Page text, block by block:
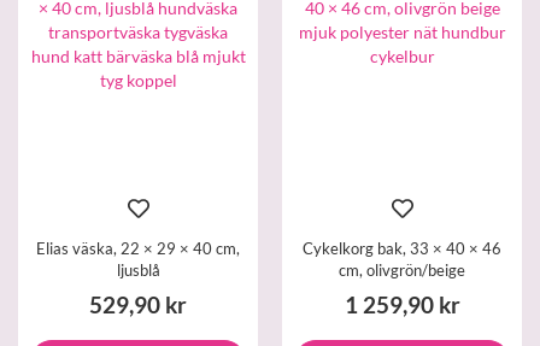
Elias väska, 22 × 29 × 40 cm,
ljusblå
529,90 kr
Cykelkorg bak, 33 × 40 × 46
cm, olivgrön/beige
1 259,90 kr